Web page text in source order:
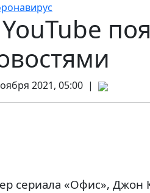
2021, 05:00 |
сериала «Офис», Джон